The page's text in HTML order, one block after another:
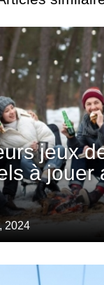
jeux
à jouer
2024